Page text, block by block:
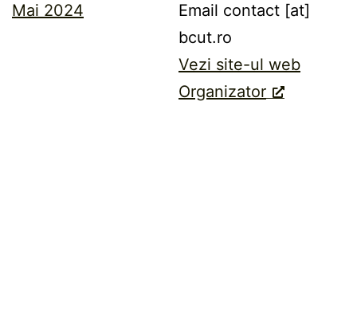
Mai 2024
Email contact [at]
bcut.ro
Vezi site-ul web
Organizator